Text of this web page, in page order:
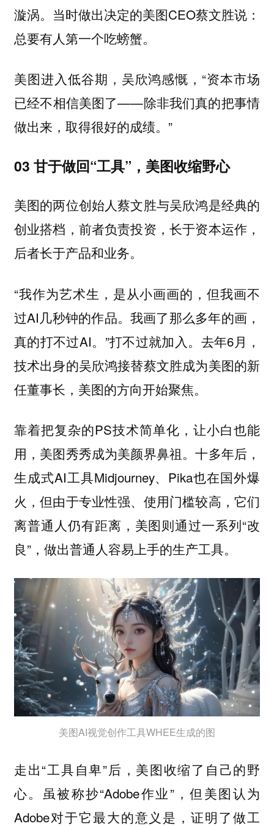
漩涡。当时做出决定的美图CEO蔡文胜说：
总要有人第一个吃螃蟹。
美图进入低谷期，吴欣鸿感慨，“资本市场
已经不相信美图了——除非我们真的把事情
做出来，取得很好的成绩。”
03 甘于做回“工具”，美图收缩野心
美图的两位创始人蔡文胜与吴欣鸿是经典的
创业搭档，前者负责投资，长于资本运作，
后者长于产品和业务。
“我作为艺术生，是从小画画的，但我画不
过AI几秒钟的作品。我画了那么多年的画，
真的打不过AI。”打不过就加入。去年6月，
技术出身的吴欣鸿接替蔡文胜成为美图的新
任董事长，美图的方向开始聚焦。
靠着把复杂的PS技术简单化，让小白也能
用，美图秀秀成为美颜界鼻祖。十多年后，
生成式AI工具Midjourney、Pika也在国外爆
火，但由于专业性强、使用门槛较高，它们
离普通人仍有距离，美图则通过一系列“改
良”，做出普通人容易上手的生产工具。
美图AI视觉创作工具WHEE生成的图
走出“工具自卑”后，美图收缩了自己的野
心。虽被称抄“Adobe作业”，但美图认为
Adobe对于它最大的意义是，证明了做工